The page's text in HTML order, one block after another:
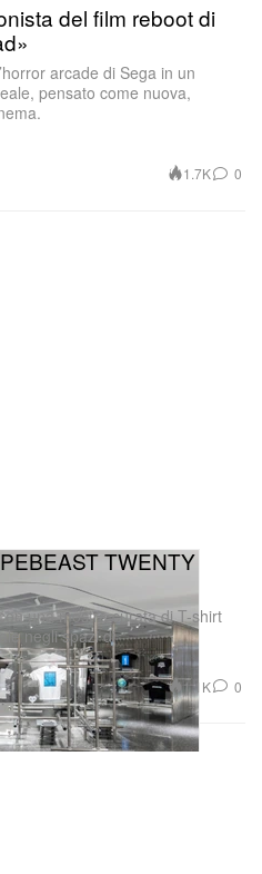
del film reboot di
arcade di Sega in un
pensato come nuova,
1.7K 0
TWENTY
una mostra curata di T-shirt
negli spazi di
1.1K 0